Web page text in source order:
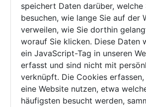
speichert Daten darüber, welche
besuchen, wie lange Sie auf der
verweilen, wie Sie dorthin
worauf Sie klicken. Diese Daten
ein JavaScript-Tag in unseren
erfasst und sind nicht mit
verknüpft. Die Cookies erfassen,
eine Website nutzen, etwa
häufigsten besucht werden,